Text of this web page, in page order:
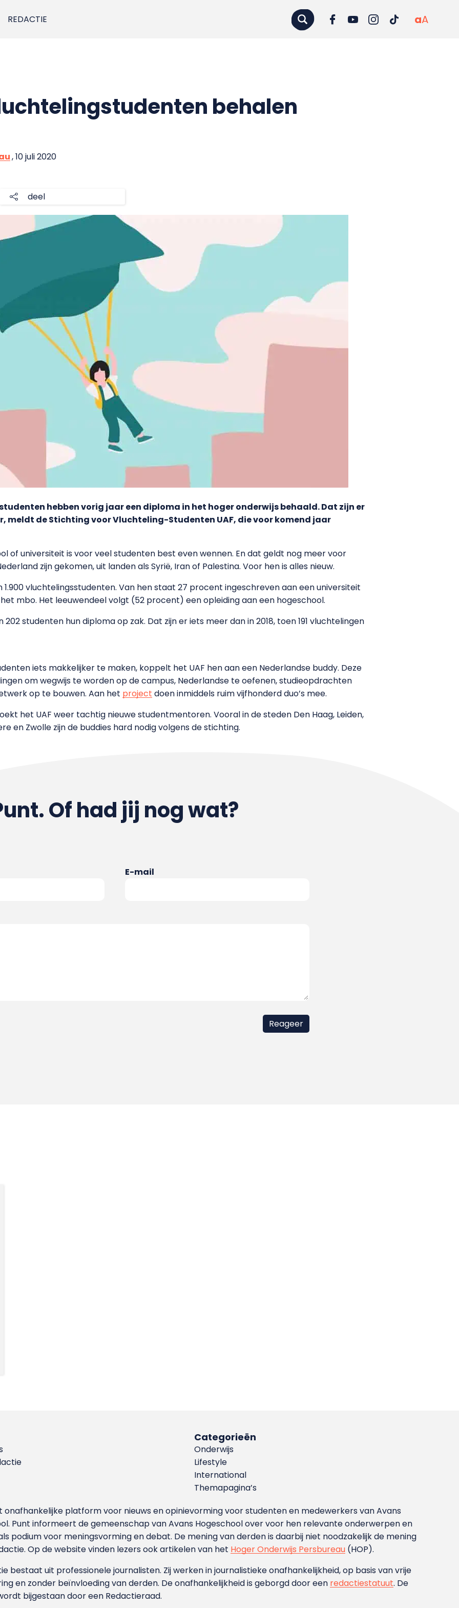
REDACTIE aA
behalen
, 10 juli 2020
deel
hebben vorig jaar een diploma in het hoger onderwijs behaald. Dat zijn er
meldt de Stichting voor Vluchteling-Studenten UAF, die voor komend jaar
of universiteit is voor veel studenten best even wennen. En dat geldt nog meer voor
zijn gekomen, uit landen als Syrië, Iran of Palestina. Voor hen is alles nieuw.
1.900 vluchtelingsstudenten. Van hen staat 27 procent ingeschreven aan een universiteit
mbo. Het leeuwendeel volgt (52 procent) een opleiding aan een hogeschool.
studenten hun diploma op zak. Dat zijn er iets meer dan in 2018, toen 191 vluchtelingen
iets makkelijker te maken, koppelt het UAF hen aan een Nederlandse buddy. Deze
om wegwijs te worden op de campus, Nederlandse te oefenen, studieopdrachten
op te bouwen. Aan het project doen inmiddels ruim vijfhonderd duo’s mee.
het UAF weer tachtig nieuwe studentmentoren. Vooral in de steden Den Haag, Leiden,
en Zwolle zijn de buddies hard nodig volgens de stichting.
Of had jij nog wat?
E-mail
Categorieën
Onderwijs
Lifestyle
International
Themapagina’s
onafhankelijke platform voor nieuws en opinievorming voor studenten en medewerkers van Avans
Punt informeert de gemeenschap van Avans Hogeschool over voor hen relevante onderwerpen en
podium voor meningsvorming en debat. De mening van derden is daarbij niet noodzakelijk de mening
Op de website vinden lezers ook artikelen van het Hoger Onderwijs Persbureau (HOP).
bestaat uit professionele journalisten. Zij werken in journalistieke onafhankelijkheid, op basis van vrije
en zonder beïnvloeding van derden. De onafhankelijkheid is geborgd door een redactiestatuut. De
bijgestaan door een Redactieraad.